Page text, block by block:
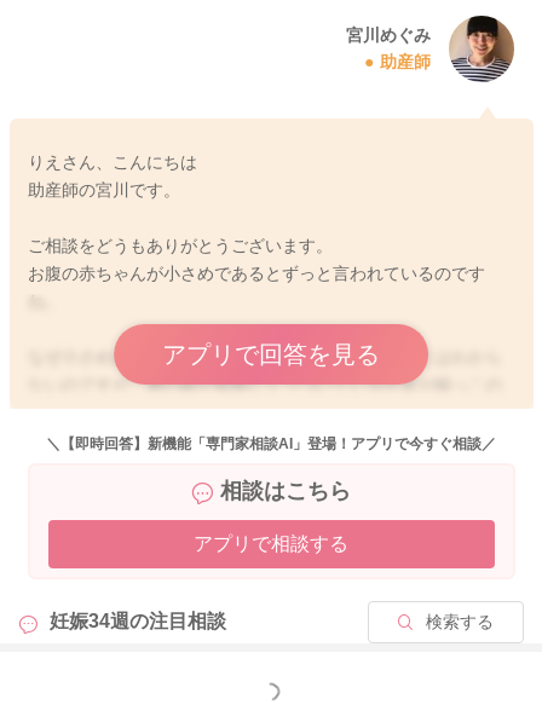
宮川めぐみ
助産師
りえさん、こんにちは
助産師の宮川です。
ご相談をどうもありがとうございます。
お腹の赤ちゃんが小さめであるとずっと言われているのです
なぜ小さめに推移しているのか、はっきりとしたことはわから
ないのですが、臍の緒が胎盤にくっついている位置が端っこの
方であったりすることも、もしかするとあるかもしれません
ね。
お家のことをするのに、動きすぎているかもしれないと感じら
れる事があるようでしたら、その分少しでもセーブされてみる
のもいいかもしれません。
やしてみるのもいいと思いますよ。
す。すぐに気持ちが悪くなってしまうこともあるということな
アプリで回答を見る
＼【即時回答】新機能「専門家相談AI」登場！アプリで今すぐ相談／
相談はこちら
アプリで相談する
妊娠34週の注目相談 検索する
もっと見る